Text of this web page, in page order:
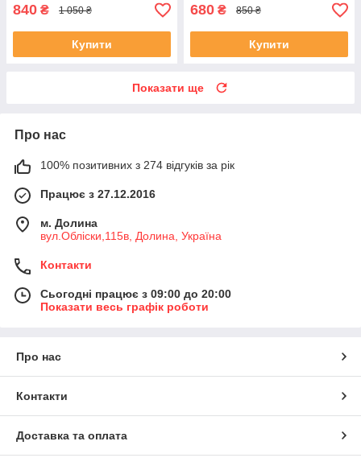
840 ₴ 1 050 ₴
Купити
680 ₴ 850 ₴
Купити
Показати ще
Про нас
100% позитивних з 274 відгуків за рік
Працює з 27.12.2016
м. Долина
вул.Обліски,115в, Долина, Україна
Контакти
Сьогодні працює з 09:00 до 20:00
Показати весь графік роботи
Про нас
Контакти
Доставка та оплата